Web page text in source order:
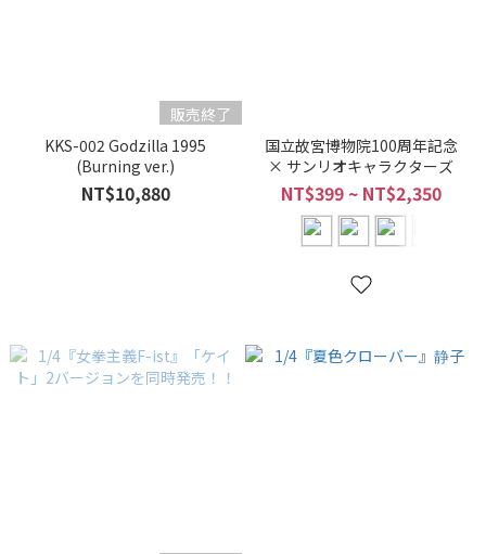
販売終了
KKS-002 Godzilla 1995
(Burning ver.)
NT$10,880
国立故宮博物院100周年記念
× サンリオキャラクターズ
NT$399 ~ NT$2,350